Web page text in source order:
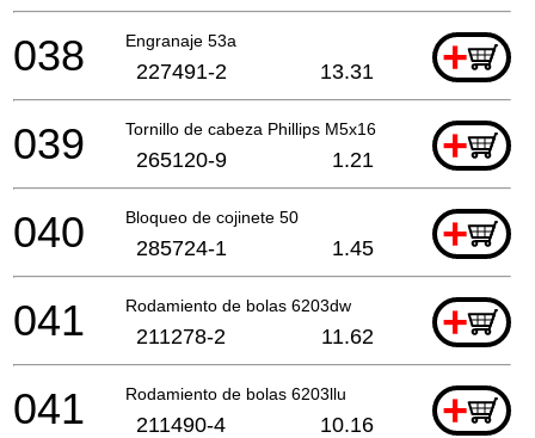
Engranaje 53a +
038 227491-2 13.31
Tornillo de cabeza Phillips M5x16 +
039 265120-9 1.21
Bloqueo de cojinete 50 +
040 285724-1 1.45
Rodamiento de bolas 6203dw +
041 211278-2 11.62
Rodamiento de bolas 6203llu +
041 211490-4 10.16